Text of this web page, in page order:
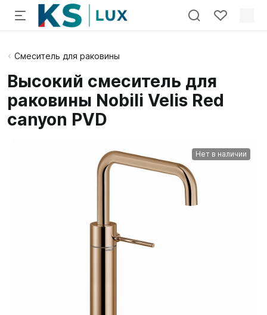
Смеситель для раковины
Высокий смеситель для
раковины Nobili Velis Red
canyon PVD
Нет в наличии